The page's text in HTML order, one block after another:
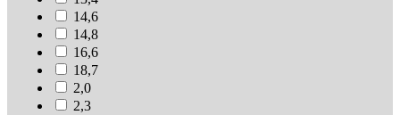
14,6
14,8
16,6
18,7
2,0
2,3